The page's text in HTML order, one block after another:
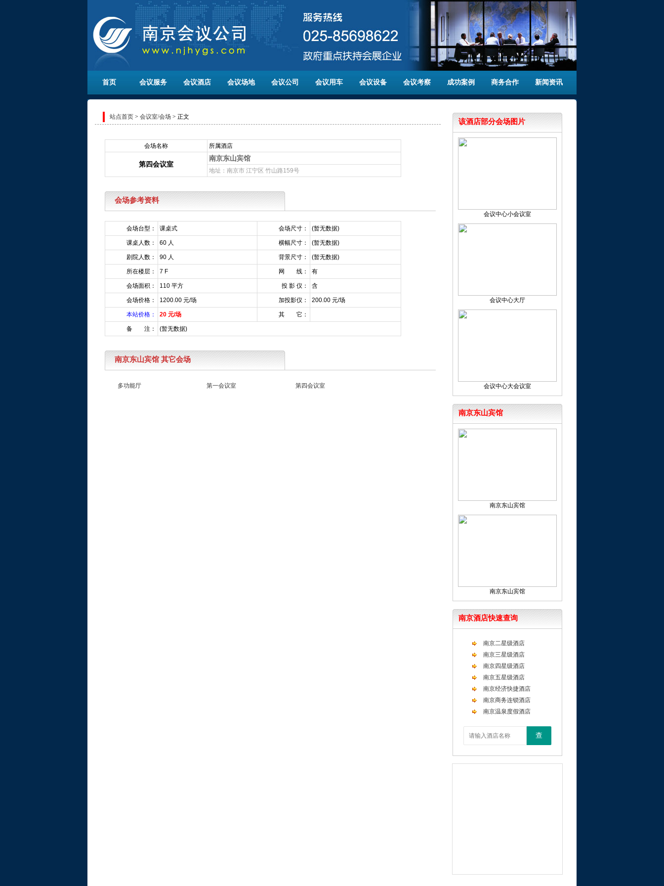
首页 会议服务 会议酒店 会议场地 会议公司 会议用车 会议设备 会议考察 成功案例 商务合作 新闻资讯
站点首页 > 会议室/会场 > 正文
会场名称 所属酒店
第四会议室
南京东山宾馆
地址：南京市 江宁区 竹山路159号
会场参考资料
会场台型： 课桌式 会场尺寸： (暂无数据)
课桌人数： 60 人 横幅尺寸： (暂无数据)
剧院人数： 90 人 背景尺寸： (暂无数据)
所在楼层： 7 F 网 线： 有
会场面积： 110 平方 投 影 仪： 含
会场价格： 1200.00 元/场 加投影仪： 200.00 元/场
本站价格： 20 元/场 其 它：
备 注： (暂无数据)
南京东山宾馆 其它会场
多功能厅 第一会议室 第四会议室
该酒店部分会场图片
会议中心小会议室
会议中心大厅
会议中心大会议室
南京东山宾馆
南京东山宾馆
南京东山宾馆
南京酒店快速查询
南京二星级酒店
南京三星级酒店
南京四星级酒店
南京五星级酒店
南京经济快捷酒店
南京商务连锁酒店
南京温泉度假酒店
查